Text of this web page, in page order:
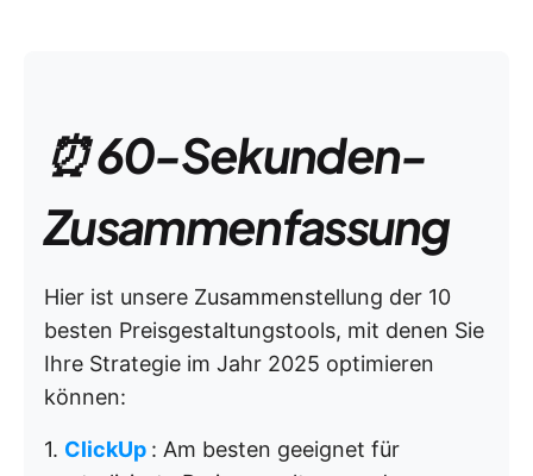
⏰ 60-Sekunden-
Zusammenfassung
Hier ist unsere Zusammenstellung der 10
besten Preisgestaltungstools, mit denen Sie
Ihre Strategie im Jahr 2025 optimieren
können:
1. ClickUp : Am besten geeignet für